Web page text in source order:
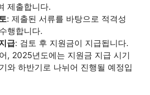
제출합니다.
: 제출된 서류를 바탕으로 적격성
행합니다.
급: 검토 후 지원금이 지급됩니다.
, 2025년도에는 지원금 지급 시기
와 하반기로 나뉘어 진행될 예정입